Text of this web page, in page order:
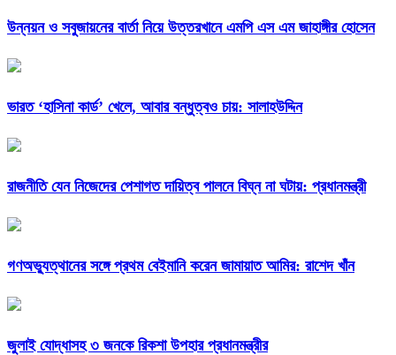
উন্নয়ন ও সবুজায়নের বার্তা নিয়ে উত্তরখানে এমপি এস এম জাহাঙ্গীর হোসেন
ভারত ‘হাসিনা কার্ড’ খেলে, আবার বন্ধুত্বও চায়: সালাহউদ্দিন
রাজনীতি যেন নিজেদের পেশাগত দায়িত্ব পালনে বিঘ্ন না ঘটায়: প্রধানমন্ত্রী
গণঅভ্যুত্থানের সঙ্গে প্রথম বেইমানি করেন জামায়াত আমির: রাশেদ খাঁন
জুলাই যোদ্ধাসহ ৩ জনকে রিকশা উপহার প্রধানমন্ত্রীর